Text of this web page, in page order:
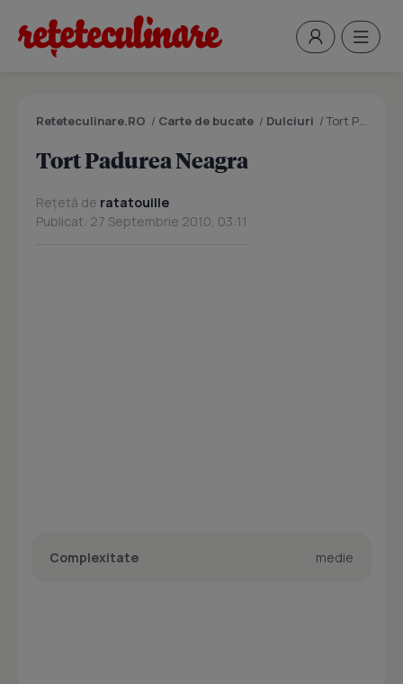
Reteteculinare.RO / Carte de bucate / Dulciuri /Tort Padurea Neagra
Tort Padurea Neagra
Rețetă de ratatouille
Publicat: 27 Septembrie 2010, 03:11
Complexitate medie